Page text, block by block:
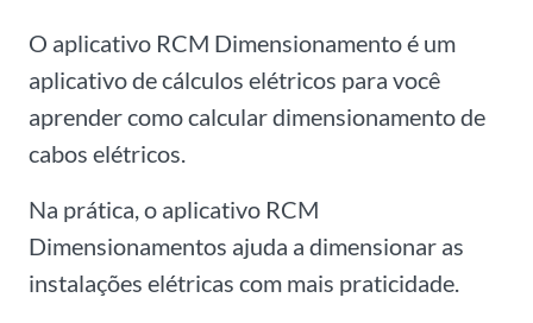
O aplicativo RCM Dimensionamento é um
aplicativo de cálculos elétricos para você
aprender como calcular dimensionamento de
cabos elétricos.
Na prática, o aplicativo RCM
Dimensionamentos ajuda a dimensionar as
instalações elétricas com mais praticidade.